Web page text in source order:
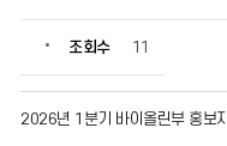
의
물
번
조회수 11
2026년 1분기 바이올린부 홍보